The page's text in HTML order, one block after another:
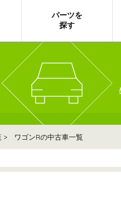
パーツを
探す
> ワゴンRの中古車一覧